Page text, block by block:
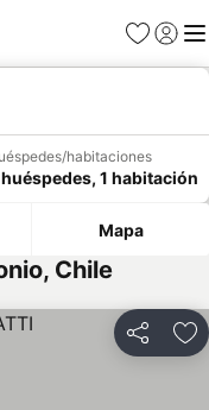
Favoritos
Iniciar
habitaciones
1 habitación
Mapa
Chile
Compartir